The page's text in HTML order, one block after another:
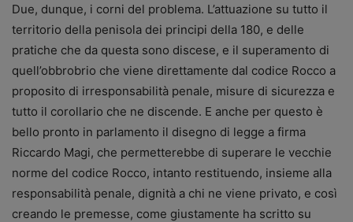
Due, dunque, i corni del problema. L’attuazione su tutto il
territorio della penisola dei principi della 180, e delle
pratiche che da questa sono discese, e il superamento di
quell’obbrobrio che viene direttamente dal codice Rocco a
proposito di irresponsabilità penale, misure di sicurezza e
tutto il corollario che ne discende. E anche per questo è
bello pronto in parlamento il disegno di legge a firma
Riccardo Magi, che permetterebbe di superare le vecchie
norme del codice Rocco, intanto restituendo, insieme alla
responsabilità penale, dignità a chi ne viene privato, e così
creando le premesse, come giustamente ha scritto su